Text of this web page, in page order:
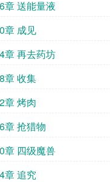
章 送能量液
章 成见
章 再去药坊
章 收集
章 烤肉
章 抢猎物
章 四级魔兽
章 追究